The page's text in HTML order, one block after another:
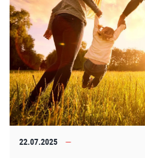
22.07.2025